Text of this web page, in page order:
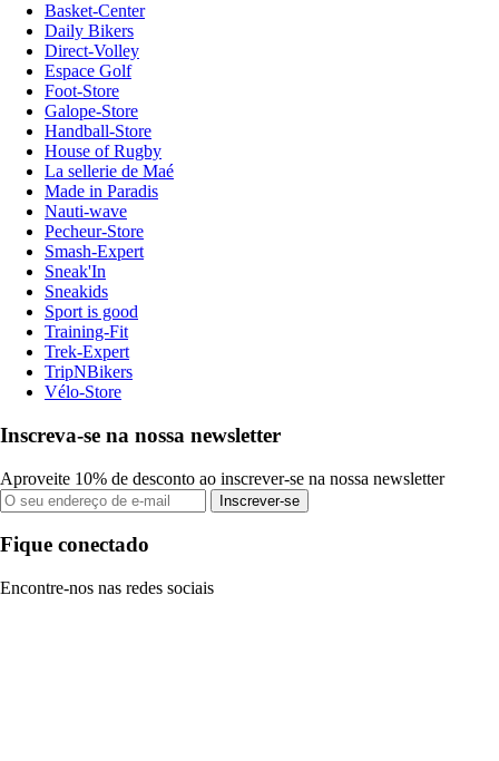
Basket-Center
Daily Bikers
Direct-Volley
Espace Golf
Foot-Store
Galope-Store
Handball-Store
House of Rugby
La sellerie de Maé
Made in Paradis
Nauti-wave
Pecheur-Store
Smash-Expert
Sneak'In
Sneakids
Sport is good
Training-Fit
Trek-Expert
TripNBikers
Vélo-Store
Inscreva-se na nossa newsletter
Aproveite 10% de desconto ao inscrever-se na nossa newsletter
Inscrever-se
Fique conectado
Encontre-nos nas redes sociais